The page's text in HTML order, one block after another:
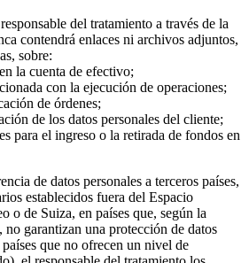
del tratamiento a través de la
contendrá enlaces ni archivos adjuntos,
sobre:
la cuenta de efectivo;
con la ejecución de operaciones;
de órdenes;
de los datos personales del cliente;
para el ingreso o la retirada de fondos en
de datos personales a terceros países,
establecidos fuera del Espacio
o de Suiza, en países que, según la
garantizan una protección de datos
que no ofrecen un nivel de